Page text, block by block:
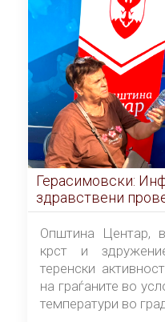
Герасимовски:
здравствени
граѓаните во
Општина Центар,
крст и
теренски
на граѓаните во
температури во